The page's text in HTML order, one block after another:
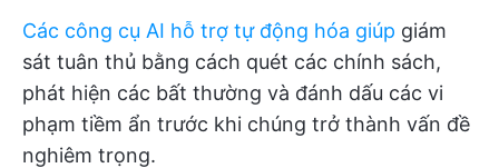
Các công cụ AI hỗ trợ tự động hóa giúp giám
sát tuân thủ bằng cách quét các chính sách,
phát hiện các bất thường và đánh dấu các vi
phạm tiềm ẩn trước khi chúng trở thành vấn đề
nghiêm trọng.